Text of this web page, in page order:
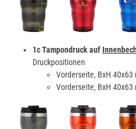
1c Tampondruck auf
Druckpositionen
Vorderseite, BxH 40x63
Vorderseite, BxH 40x63